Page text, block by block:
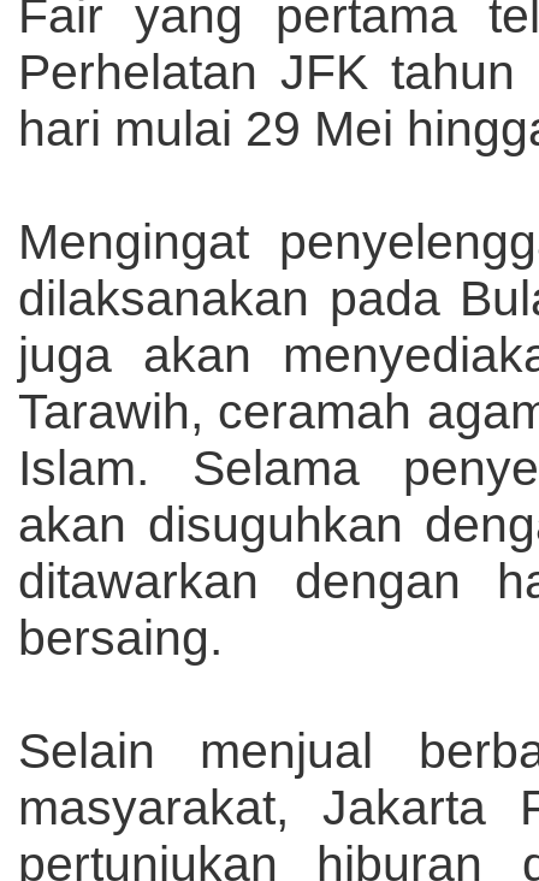
Fair yang pertama
Perhelatan JFK
hari mulai 29 Mei
Mengingat
dilaksanakan pada
juga akan
Tarawih, ceramah
Islam. Selama
akan disuguhkan
ditawarkan dengan
bersaing.
Selain menjual
masyarakat, Jakarta
pertunjukan